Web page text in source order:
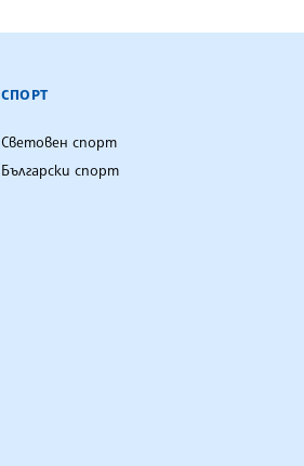
СПОРТ
Световен спорт
Български спорт